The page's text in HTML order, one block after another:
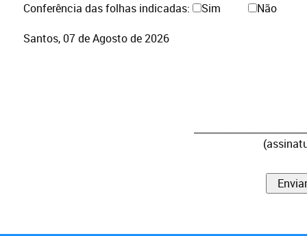
Conferência das folhas indicadas: Sim
Não
Santos,07 de Agosto de 2026
Enviar